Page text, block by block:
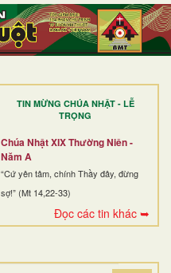
TIN MỪNG CHÚA NHẬT - LỄ
TRỌNG
Chúa Nhật XIX Thường Niên -
Năm A
“Cứ yên tâm, chính Thầy đây, đừng
sợ!” (Mt 14,22-33)
Đọc các tin khác ➥